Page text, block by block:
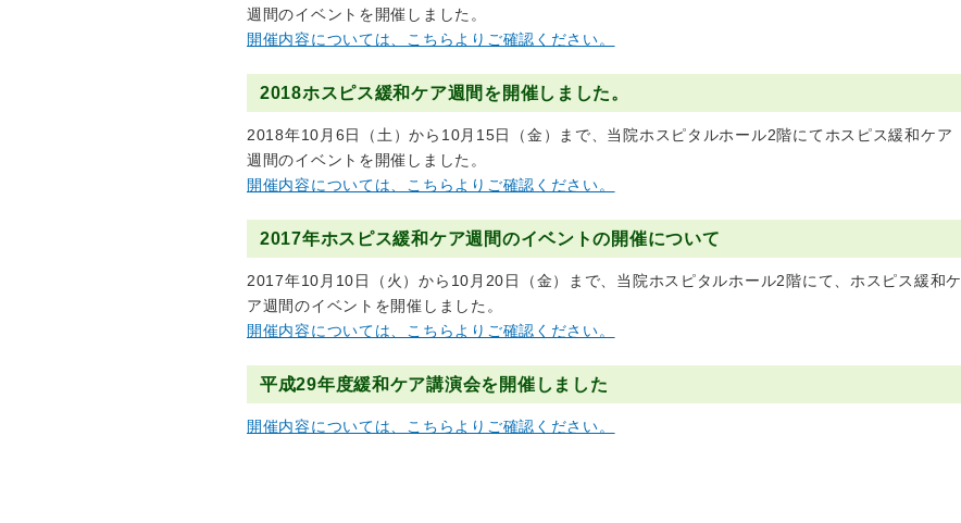
週間のイベントを開催しました。
開催内容については、こちらよりご確認ください。
2018ホスピス緩和ケア週間を開催しました。
2018年10月6日（土）から10月15日（金）まで、当院ホスピタルホール2階にてホスピス緩和ケア
週間のイベントを開催しました。
開催内容については、こちらよりご確認ください。
2017年ホスピス緩和ケア週間のイベントの開催について
2017年10月10日（火）から10月20日（金）まで、当院ホスピタルホール2階にて、ホスピス緩和ケ
ア週間のイベントを開催しました。
開催内容については、こちらよりご確認ください。
平成29年度緩和ケア講演会を開催しました
開催内容については、こちらよりご確認ください。